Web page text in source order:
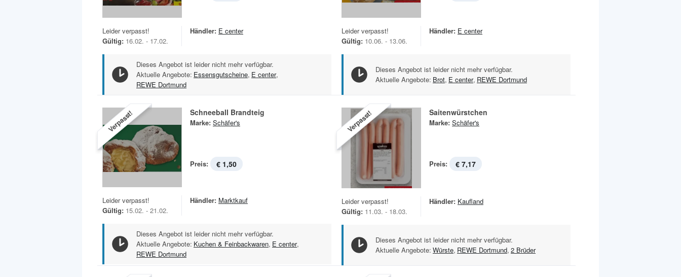
Leider verpasst!
Gültig: 16.02. - 17.02.
Händler: E center
Dieses Angebot ist leider nicht mehr verfügbar.
Aktuelle Angebote: Essensgutscheine, E center,
REWE Dortmund
Leider verpasst!
Gültig: 10.06. - 13.06.
Händler: E center
Dieses Angebot ist leider nicht mehr verfügbar.
Aktuelle Angebote: Brot, E center, REWE Dortmund
Verpasst! Schneeball Brandteig
Marke: Schäfer's
Preis: € 1,50
Leider verpasst!
Gültig: 15.02. - 21.02.
Händler: Marktkauf
Dieses Angebot ist leider nicht mehr verfügbar.
Aktuelle Angebote: Kuchen & Feinbackwaren, E center,
REWE Dortmund
Verpasst! Saitenwürstchen
Marke: Schäfer's
Preis: € 7,17
Leider verpasst!
Gültig: 11.03. - 18.03.
Händler: Kaufland
Dieses Angebot ist leider nicht mehr verfügbar.
Aktuelle Angebote: Würste, REWE Dortmund, 2 Brüder